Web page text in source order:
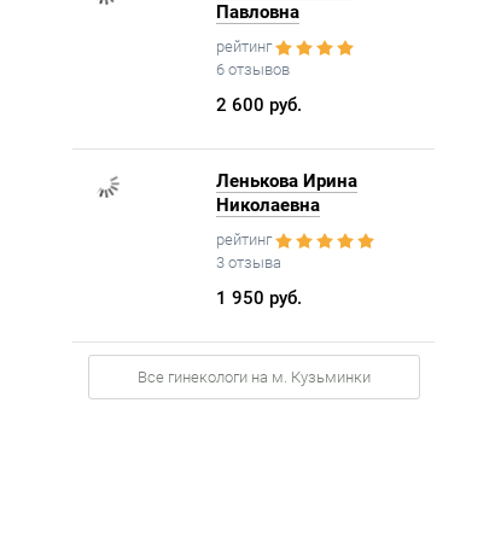
Павловна
рейтинг
6 отзывов
2 600 руб.
Ленькова Ирина
Николаевна
рейтинг
3 отзыва
1 950 руб.
Все гинекологи на м. Кузьминки